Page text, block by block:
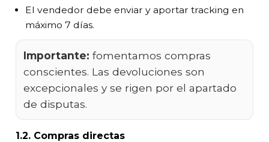
El vendedor debe enviar y aportar tracking en
máximo 7 días.
Importante: fomentamos compras
conscientes. Las devoluciones son
excepcionales y se rigen por el apartado
de disputas.
1.2. Compras directas